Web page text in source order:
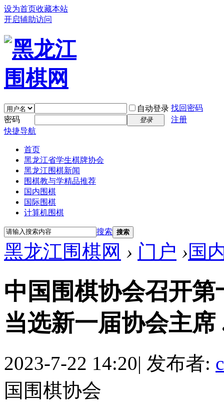
设为首页收藏本站
开启辅助访问
自动登录 找回密码
密码
登录
注册
快捷导航
首页
黑龙江省学生棋牌协会
黑龙江围棋新闻
围棋教与学精品推荐
国内围棋
国际围棋
计算机围棋
搜索 搜索
黑龙江围棋网 › 门户 ›国
中国围棋协会召开
当选新一届协会主席
2023-7-22 14:20| 发布者:
国围棋协会